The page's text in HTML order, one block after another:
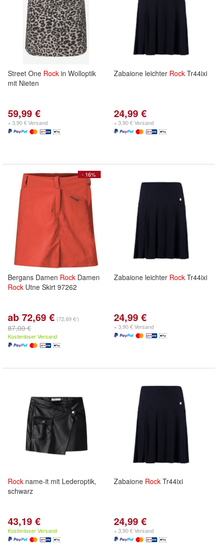
Street One Rock in Wolloptik
mit Nieten
59,99 €
+ 3,90 € Versand
Zabaione leichter Rock Tr44ixi
24,99 €
+ 3,90 € Versand
- 16%
Bergans Damen Rock Damen
Rock Utne Skirt 97262
ab 72,69 € (72,69 €/)
87,00 €
Kostenloser Versand
Zabaione leichter Rock Tr44ixi
24,99 €
+ 3,90 € Versand
Rock name-it mit Lederoptik,
schwarz
43,19 €
Kostenloser Versand
Zabaione Rock Tr44ixi
24,99 €
+ 3,90 € Versand